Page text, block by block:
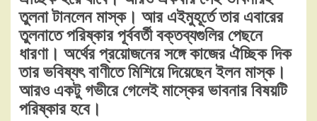
তুলনা টানলেন মাস্ক। আর এইমুহূর্তে তার এবারের
তুলনাতে পরিষ্কার পূর্ববর্তী বক্তব্যগুলির পেছনে
ধারণা। অর্থের প্রয়োজনের সঙ্গে কাজের ঐচ্ছিক দিক
তার ভবিষ্যৎ বাণীতে মিশিয়ে দিয়েছেন ইলন মাস্ক।
আরও একটু গভীরে গেলেই মাস্কের ভাবনার বিষয়টি
পরিষ্কার হবে।